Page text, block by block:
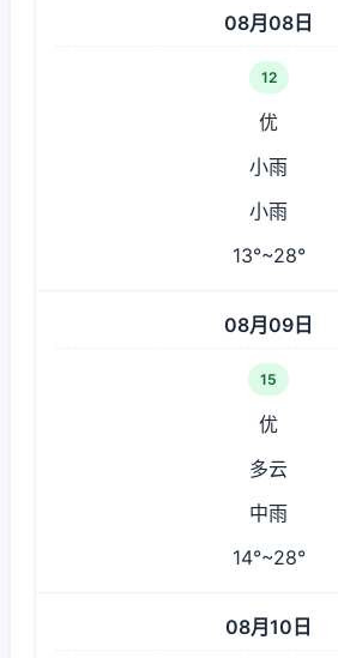
08月08日
12
优
小雨
小雨
13°~28°
08月09日
15
优
多云
中雨
14°~28°
08月10日